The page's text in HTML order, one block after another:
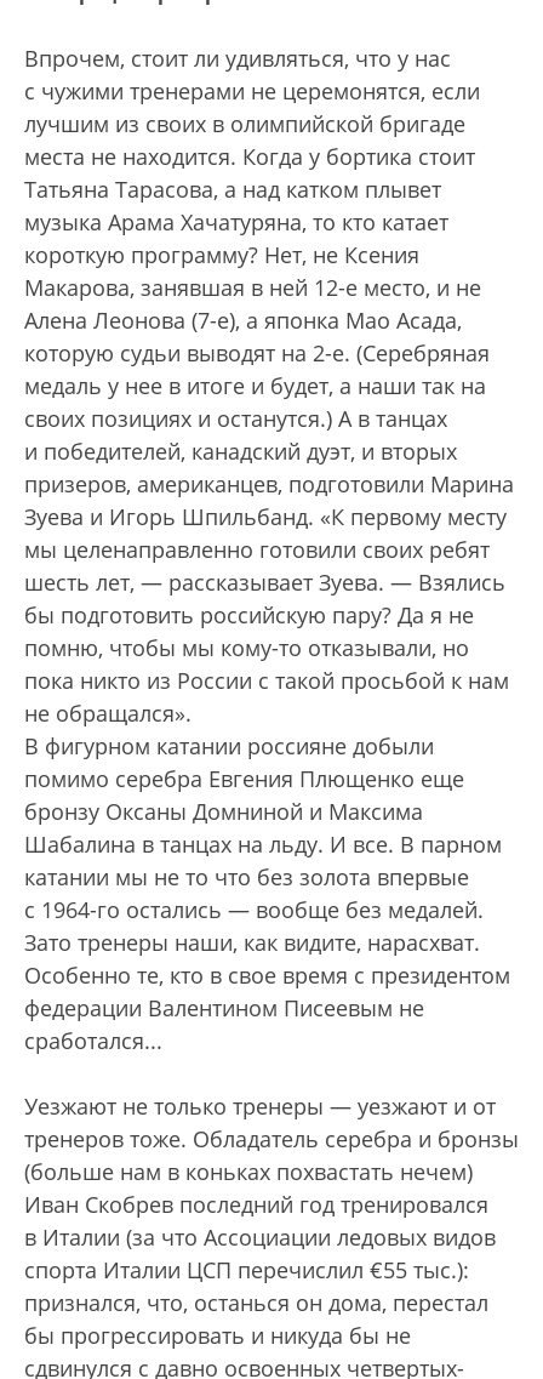
Впрочем, стоит ли удивляться, что у нас
с чужими тренерами не церемонятся, если
лучшим из своих в олимпийской бригаде
места не находится. Когда у бортика стоит
Татьяна Тарасова, а над катком плывет
музыка Арама Хачатуряна, то кто катает
короткую программу? Нет, не Ксения
Макарова, занявшая в ней 12-е место, и не
Алена Леонова (7-е), а японка Мао Асада,
которую судьи выводят на 2-е. (Серебряная
медаль у нее в итоге и будет, а наши так на
своих позициях и останутся.) А в танцах
и победителей, канадский дуэт, и вторых
призеров, американцев, подготовили Марина
Зуева и Игорь Шпильбанд. «К первому месту
мы целенаправленно готовили своих ребят
шесть лет, — рассказывает Зуева. — Взялись
бы подготовить российскую пару? Да я не
помню, чтобы мы кому-то отказывали, но
пока никто из России с такой просьбой к нам
не обращался».
В фигурном катании россияне добыли
помимо серебра Евгения Плющенко еще
бронзу Оксаны Домниной и Максима
Шабалина в танцах на льду. И все. В парном
катании мы не то что без золота впервые
с 1964-го остались — вообще без медалей.
Зато тренеры наши, как видите, нарасхват.
Особенно те, кто в свое время с президентом
федерации Валентином Писеевым не
сработался...
Уезжают не только тренеры — уезжают и от
тренеров тоже. Обладатель серебра и бронзы
(больше нам в коньках похвастать нечем)
Иван Скобрев последний год тренировался
в Италии (за что Ассоциации ледовых видов
спорта Италии ЦСП перечислил €55 тыс.):
признался, что, останься он дома, перестал
бы прогрессировать и никуда бы не
сдвинулся с давно освоенных четвертых-